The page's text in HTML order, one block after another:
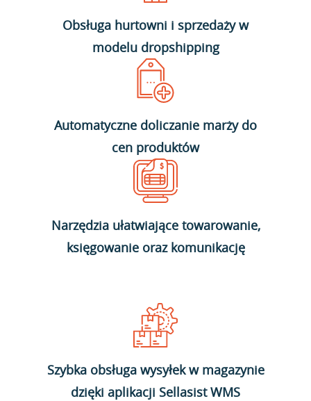
Obsługa hurtowni i sprzedaży w
modelu dropshipping
Automatyczne doliczanie marży do
cen produktów
Narzędzia ułatwiające towarowanie,
księgowanie oraz komunikację
Szybka obsługa wysyłek w magazynie
dzięki aplikacji Sellasist WMS